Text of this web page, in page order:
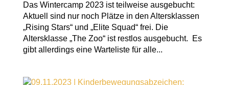
Das Wintercamp 2023 ist teilweise ausgebucht:
Aktuell sind nur noch Plätze in den Altersklassen
„Rising Stars“ und „Elite Squad“ frei. Die
Altersklasse „The Zoo“ ist restlos ausgebucht. Es
gibt allerdings eine Warteliste für alle...